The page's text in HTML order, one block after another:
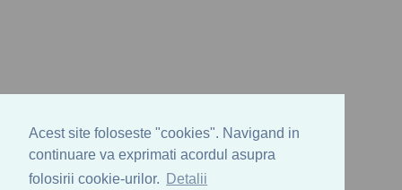
Acest site foloseste "cookies". Navigand in
continuare va exprimati acordul asupra
folosirii cookie-urilor.
Detalii